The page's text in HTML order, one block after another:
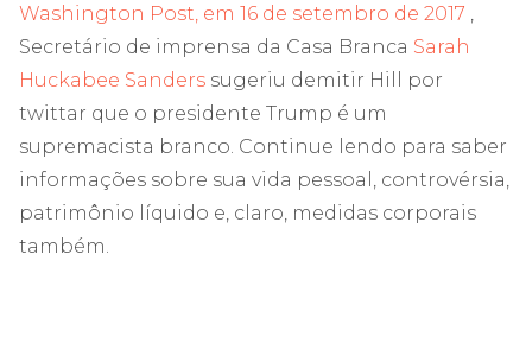
Washington Post, em 16 de setembro de 2017
Secretário de imprensa da Casa Branca Sarah
Huckabee Sanders sugeriu demitir Hill por
twittar que o presidente Trump é um
supremacista branco. Continue lendo para saber
informações sobre sua vida pessoal, controvérsia,
patrimônio líquido e, claro, medidas corporais
também.